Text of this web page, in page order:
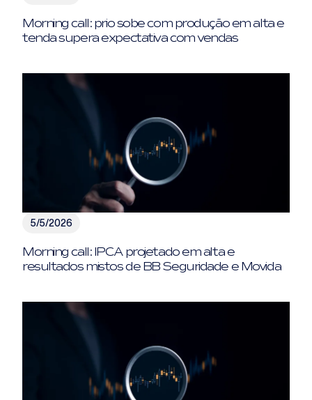
Morning call: prio sobe com produção em alta e
tenda supera expectativa com vendas
5/5/2026
Morning call: IPCA projetado em alta e
resultados mistos de BB Seguridade e Movida